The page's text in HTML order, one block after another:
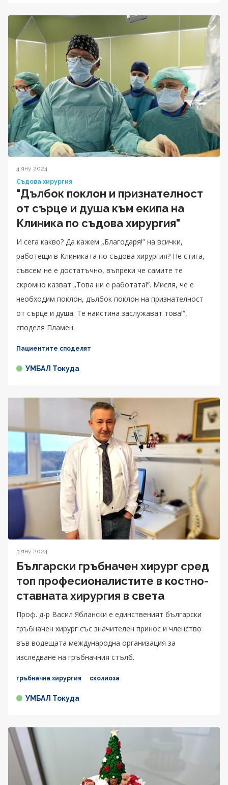
4 яну 2024
Съдова хирургия
"Дълбок поклон и признателност
от сърце и душа към екипа на
Клиника по съдова хирургия"
И сега какво? Да кажем „Благодаря!” на всички,
работещи в Клиниката по съдова хирургия? Не стига,
съвсем не е достатъчно, въпреки че самите те
скромно казват „Това ни е работата!”. Мисля, че е
необходим поклон, дълбок поклон на признателност
от сърце и душа. Те наистина заслужават това!“,
споделя Пламен.
Пациентите споделят
УМБАЛ Токуда
3 яну 2024
Български гръбначен хирург сред
топ професионалистите в костно-
ставната хирургия в света
Проф. д-р Васил Яблански e единственият български
гръбначен хирург със значителен принос и членство
във водещата международна организация за
изследване на гръбначния стълб.
гръбначна хирургия сколиоза
УМБАЛ Токуда